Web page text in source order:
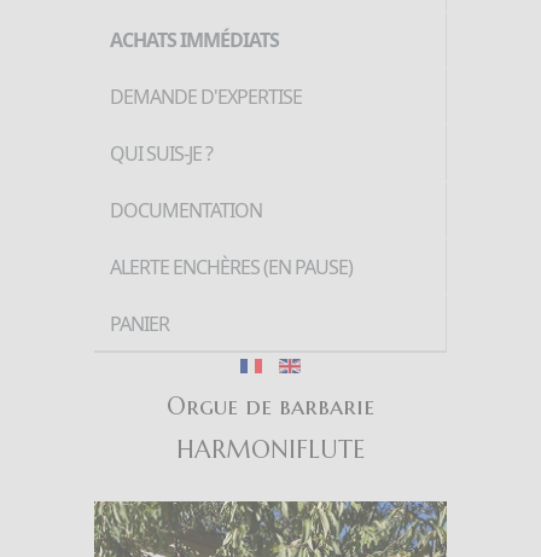
ACHATS IMMÉDIATS
DEMANDE D'EXPERTISE
QUI SUIS-JE ?
DOCUMENTATION
ALERTE ENCHÈRES (EN PAUSE)
PANIER
Orgue de barbarie
HARMONIFLUTE